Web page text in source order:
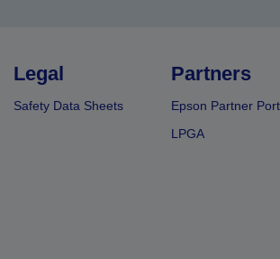
Legal
Safety Data Sheets
Partners
Epson Partner
LPGA